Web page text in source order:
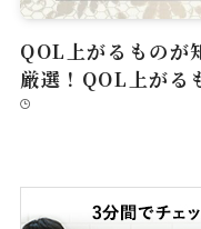
QOL上がるものが
厳選！QOL上がる